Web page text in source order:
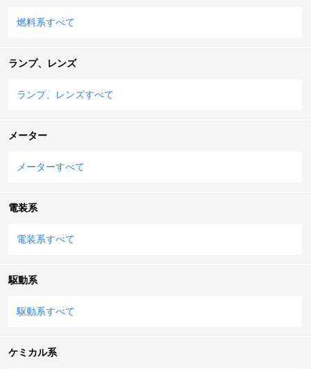
燃料系すべて
ランプ、レンズ
ランプ、レンズすべて
メーター
メーターすべて
電装系
電装系すべて
駆動系
駆動系すべて
ケミカル系